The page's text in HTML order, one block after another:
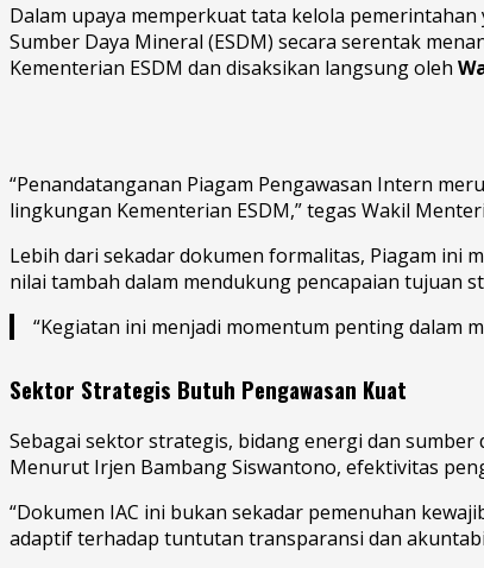
Dalam upaya memperkuat tata kelola
Sumber Daya Mineral (ESDM) secara serentak
Kementerian ESDM dan disaksikan langsung oleh
“Penandatanganan Piagam Pengawasan Intern
lingkungan Kementerian ESDM,” tegas Wakil
Lebih dari sekadar dokumen formalitas, Piagam ini
nilai tambah dalam mendukung pencapaian tujuan
“Kegiatan ini menjadi momentum penting dalam
Sektor Strategis Butuh Pengawasan Kuat
Sebagai sektor strategis, bidang energi dan
Menurut Irjen Bambang Siswantono, efektivitas
“Dokumen IAC ini bukan sekadar pemenuhan
adaptif terhadap tuntutan transparansi dan